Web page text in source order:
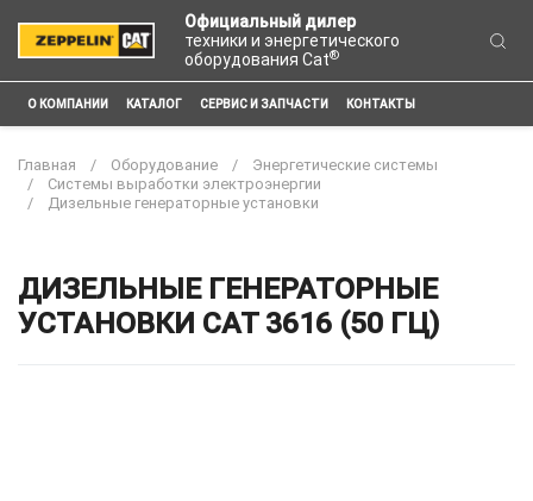
Официальный дилер
техники и энергетического
оборудования Cat®
О КОМПАНИИ КАТАЛОГ СЕРВИС И ЗАПЧАСТИ КОНТАКТЫ
Главная Оборудование
Энергетические системы
Системы выработки электроэнергии
Дизельные генераторные установки
ДИЗЕЛЬНЫЕ ГЕНЕРАТОРНЫЕ
УСТАНОВКИ CAT 3616 (50 ГЦ)